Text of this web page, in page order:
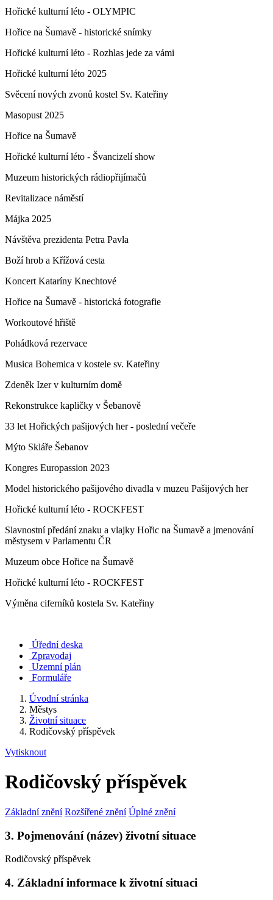
Hořické kulturní léto - OLYMPIC
Hořice na Šumavě - historické snímky
Hořické kulturní léto - Rozhlas jede za vámi
Hořické kulturní léto 2025
Svěcení nových zvonů kostel Sv. Kateřiny
Masopust 2025
Hořice na Šumavě
Hořické kulturní léto - Švancizelí show
Muzeum historických rádiopřijímačů
Revitalizace náměstí
Májka 2025
Návštěva prezidenta Petra Pavla
Boží hrob a Křížová cesta
Koncert Kataríny Knechtové
Hořice na Šumavě - historická fotografie
Workoutové hřiště
Pohádková rezervace
Musica Bohemica v kostele sv. Kateřiny
Zdeněk Izer v kulturním domě
Rekonstrukce kapličky v Šebanově
33 let Hořických pašijových her - poslední večeře
Mýto Skláře Šebanov
Kongres Europassion 2023
Model historického pašijového divadla v muzeu Pašijových her
Hořické kulturní léto - ROCKFEST
Slavnostní předání znaku a vlajky Hořic na Šumavě a jmenování
městysem v Parlamentu ČR
Muzeum obce Hořice na Šumavě
Hořické kulturní léto - ROCKFEST
Výměna ciferníků kostela Sv. Kateřiny
Úřední deska
Zpravodaj
Uzemní plán
Formuláře
Úvodní stránka
Městys
Životní situace
Rodičovský příspěvek
Vytisknout
Rodičovský příspěvek
Základní znění Rozšířené znění Úplné znění
3. Pojmenování (název) životní situace
Rodičovský příspěvek
4. Základní informace k životní situaci